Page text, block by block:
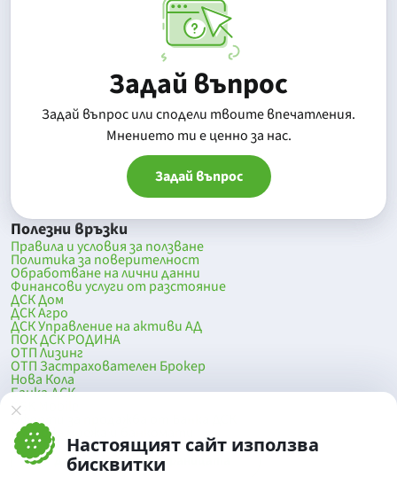
Настоящият сайт използва
бисквитки
Задай въпрос
Задай въпрос или сподели твоите впечатления.
Mнението ти е ценно за нас.
Задай въпрос
Полезни връзки
Правила и условия за ползване
Политика за поверителност
Обработване на лични данни
Финансови услуги от разстояние
ДСК Дом
ДСК Агро
ДСК Управление на активи АД
ПОК ДСК РОДИНА
ОТП Лизинг
ОТП Застрахователен Брокер
Нова Кола
Банка ДСК
DSK Mobile
Оферти за продажба от Банка ДСК
Клонова мрежа и банкомати
До началото на страницата